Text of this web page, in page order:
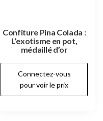
Confiture Pina Colada :
L’exotisme en pot,
médaillé d’or
Connectez-vous
pour voir le prix